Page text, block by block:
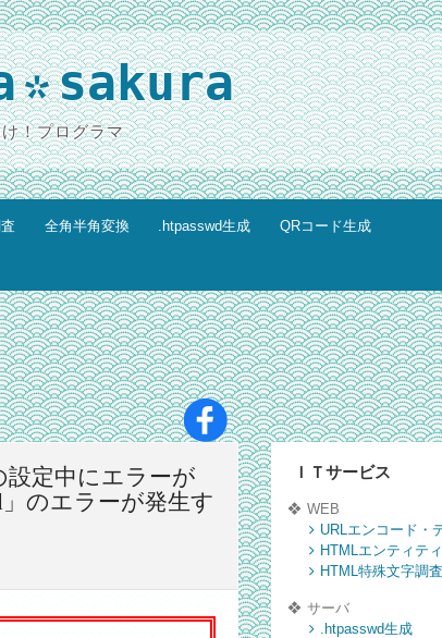
*sakura
！プログラマ
全角半角変換 .htpasswd生成 QRコード生成
定中にエラーが
のエラーが発生す
ＩＴサービス
WEB
URLエンコード・
HTMLエンティテ
HTML特殊文字調査
サーバ
.htpasswd生成